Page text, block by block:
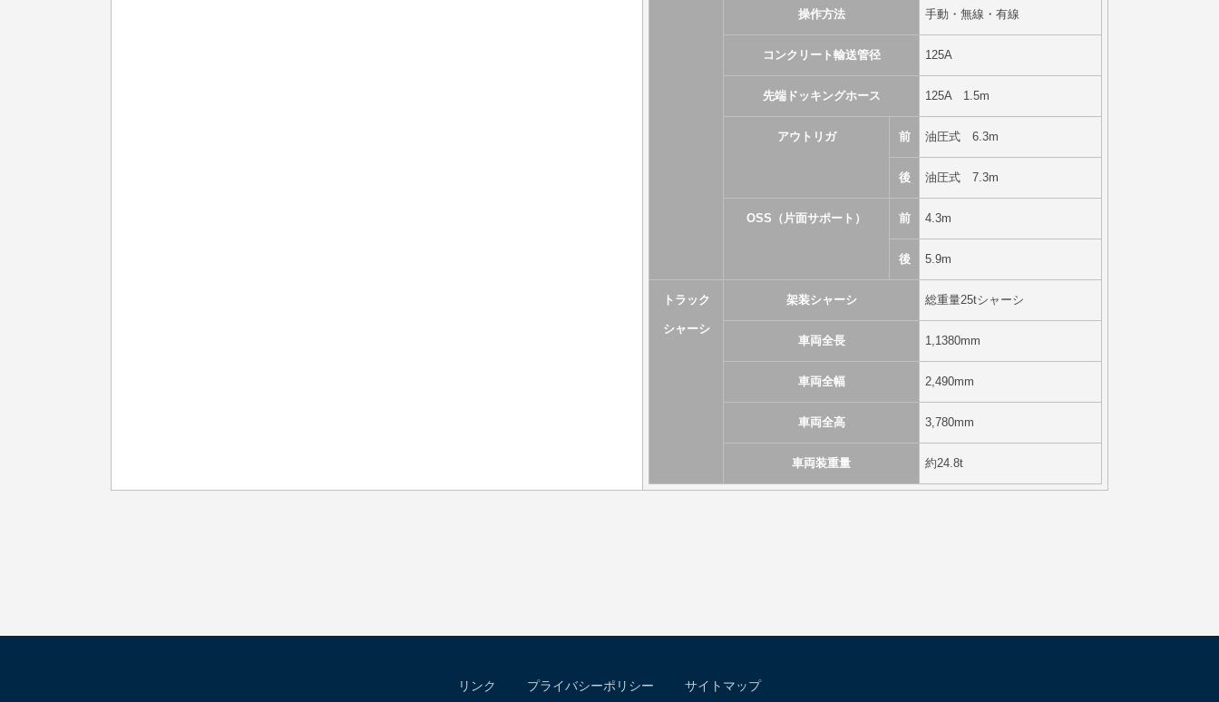
操作方法 手動・無線・有線
コンクリート輸送管径 125A
先端ドッキングホース 125A 1.5m
アウトリガ 前 油圧式 6.3m
後 油圧式 7.3m
OSS（片面サポート） 前 4.3m
後 5.9m
トラック
シャーシ
架装シャーシ 総重量25tシャーシ
車両全長 1,1380mm
車両全幅 2,490mm
車両全高 3,780mm
車両装重量 約24.8t
リンク プライバシーポリシー サイトマップ